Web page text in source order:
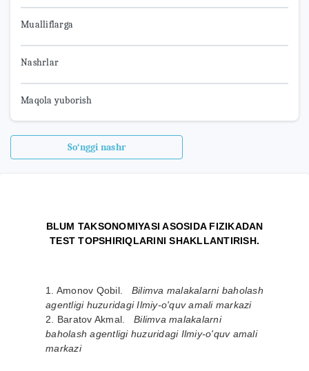
Mualliflarga
Nashrlar
Maqola yuborish
So‘nggi nashr
BLUM TAKSONOMIYASI ASOSIDA FIZIKADAN
TEST TOPSHIRIQLARINI SHAKLLANTIRISH.
1. Amonov Qobil. Bilimva malakalarni baholash
agentligi huzuridagi Ilmiy-o'quv amali markazi
2. Baratov Akmal. Bilimva malakalarni
baholash agentligi huzuridagi Ilmiy-o'quv amali
markazi